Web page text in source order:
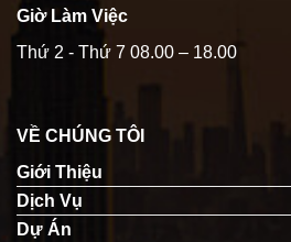
Giờ Làm Việc
Thứ 2 - Thứ 7 08.00 – 18.00
VỀ CHÚNG TÔI
Giới Thiệu
Dịch Vụ
Dự Án